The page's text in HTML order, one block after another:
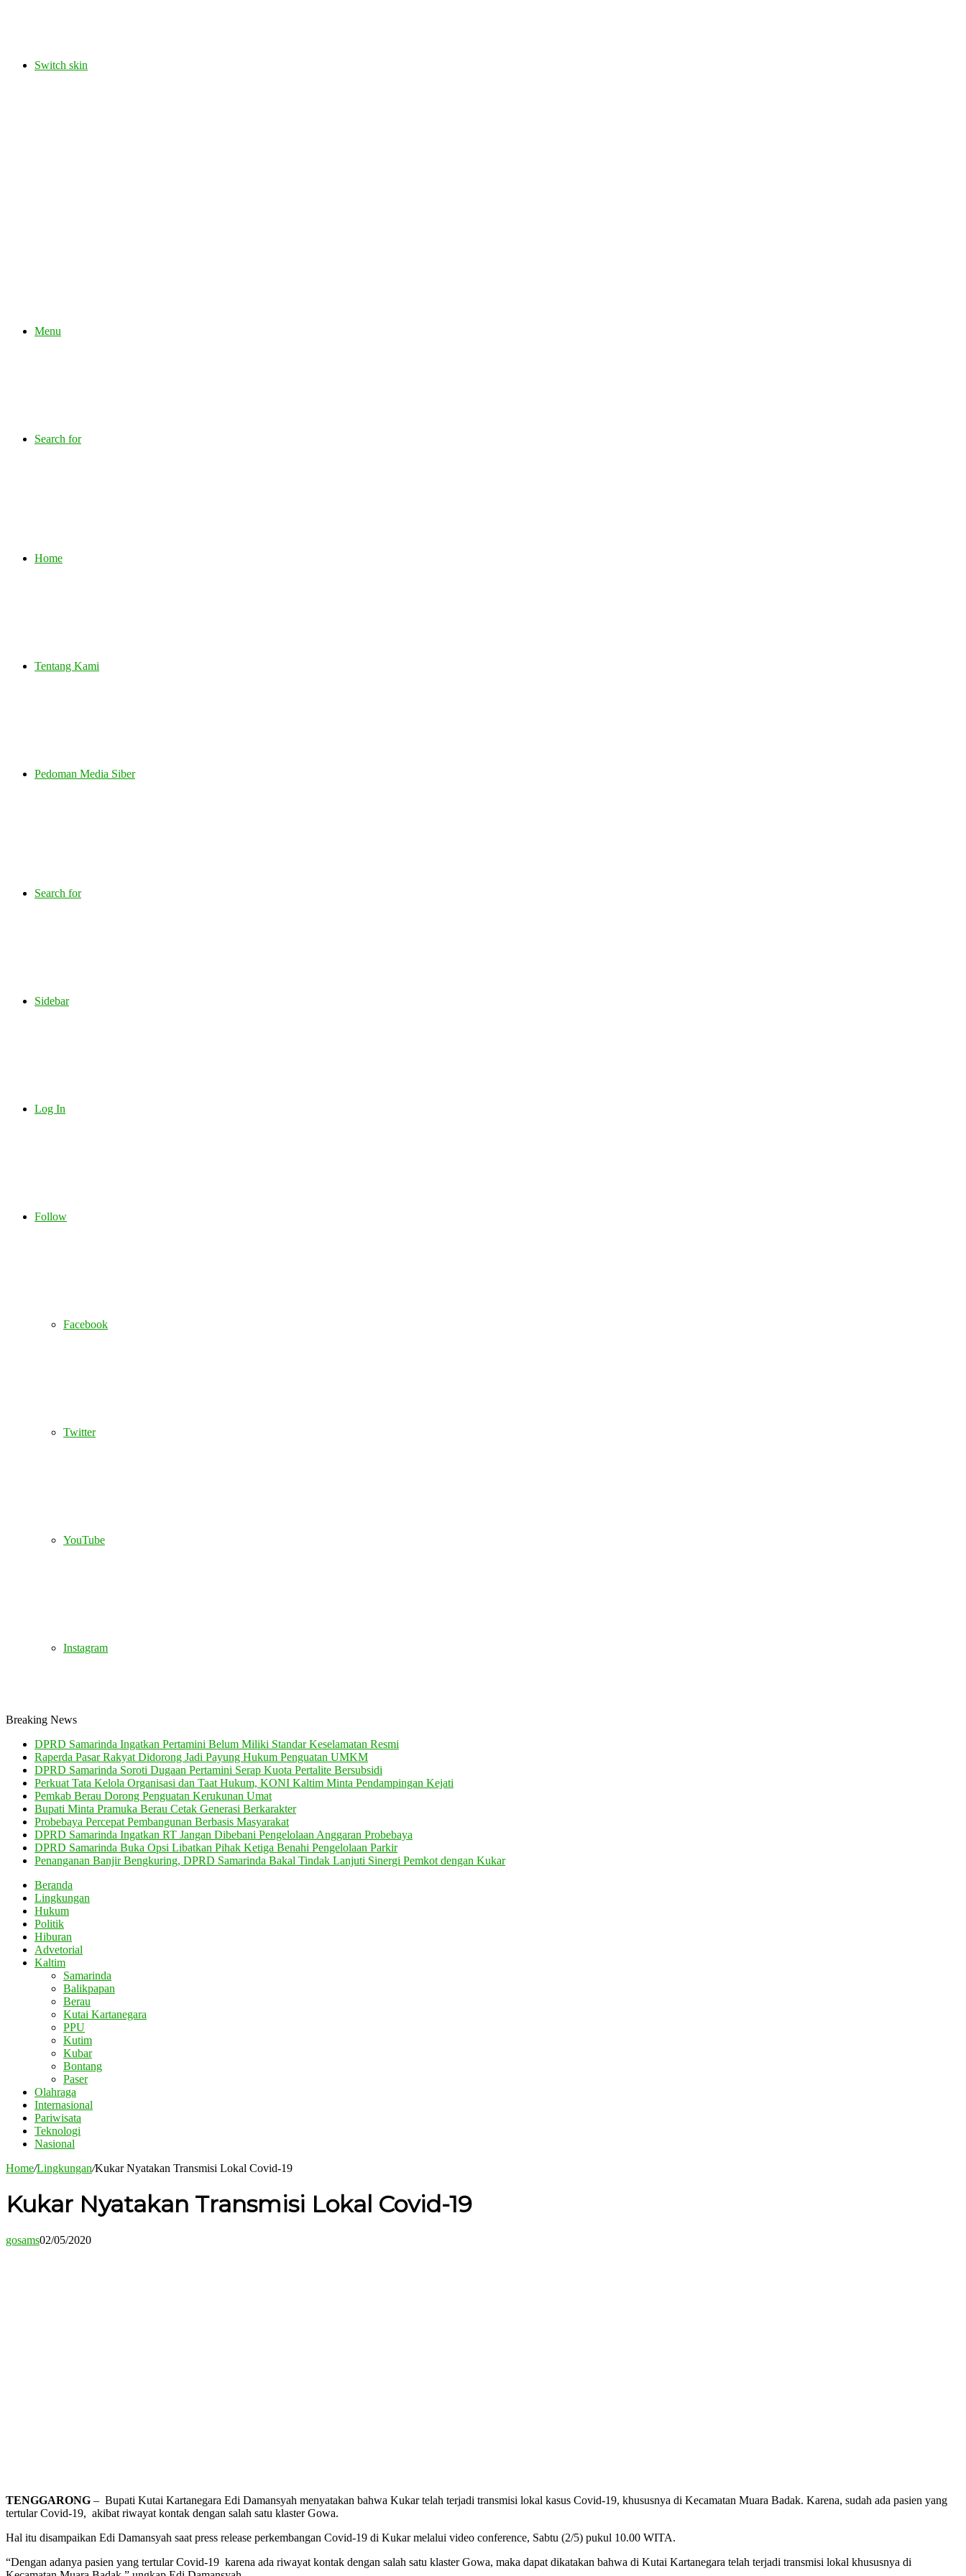
Switch skin
Menu
Search for
Home
Tentang Kami
Pedoman Media Siber
Search for
Sidebar
Log In
Follow
Facebook
Twitter
YouTube
Instagram
Breaking News
DPRD Samarinda Ingatkan Pertamini Belum Miliki Standar Keselamatan Resmi
Raperda Pasar Rakyat Didorong Jadi Payung Hukum Penguatan UMKM
DPRD Samarinda Soroti Dugaan Pertamini Serap Kuota Pertalite Bersubsidi
Perkuat Tata Kelola Organisasi dan Taat Hukum, KONI Kaltim Minta Pendampingan Kejati
Pemkab Berau Dorong Penguatan Kerukunan Umat
Bupati Minta Pramuka Berau Cetak Generasi Berkarakter
Probebaya Percepat Pembangunan Berbasis Masyarakat
DPRD Samarinda Ingatkan RT Jangan Dibebani Pengelolaan Anggaran Probebaya
DPRD Samarinda Buka Opsi Libatkan Pihak Ketiga Benahi Pengelolaan Parkir
Penanganan Banjir Bengkuring, DPRD Samarinda Bakal Tindak Lanjuti Sinergi Pemkot dengan Kukar
Beranda
Lingkungan
Hukum
Politik
Hiburan
Advetorial
Kaltim
Samarinda
Balikpapan
Berau
Kutai Kartanegara
PPU
Kutim
Kubar
Bontang
Paser
Olahraga
Internasional
Pariwisata
Teknologi
Nasional
Home/Lingkungan/Kukar Nyatakan Transmisi Lokal Covid-19
Kukar Nyatakan Transmisi Lokal Covid-19
gosams02/05/2020
TENGGARONG – Bupati Kutai Kartanegara Edi Damansyah menyatakan bahwa Kukar telah terjadi transmisi lokal kasus Covid-19, khususnya di Kecamatan Muara Badak. Karena, sudah ada pasien yang
tertular Covid-19, akibat riwayat kontak dengan salah satu klaster Gowa.
Hal itu disampaikan Edi Damansyah saat press release perkembangan Covid-19 di Kukar melalui video conference, Sabtu (2/5) pukul 10.00 WITA.
“Dengan adanya pasien yang tertular Covid-19 karena ada riwayat kontak dengan salah satu klaster Gowa, maka dapat dikatakan bahwa di Kutai Kartanegara telah terjadi transmisi lokal khususnya di